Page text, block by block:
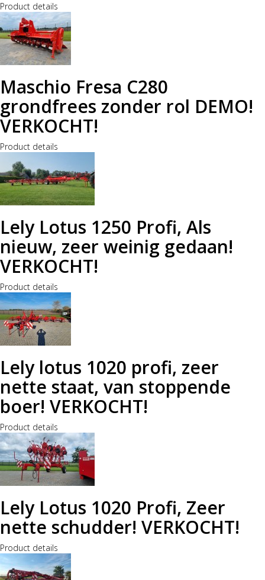
Product details
Maschio Fresa C280
grondfrees zonder rol DEMO!
VERKOCHT!
Product details
Lely Lotus 1250 Profi, Als
nieuw, zeer weinig gedaan!
VERKOCHT!
Product details
Lely lotus 1020 profi, zeer
nette staat, van stoppende
boer! VERKOCHT!
Product details
Lely Lotus 1020 Profi, Zeer
nette schudder! VERKOCHT!
Product details